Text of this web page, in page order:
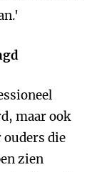
maar ook
ouders die
zien